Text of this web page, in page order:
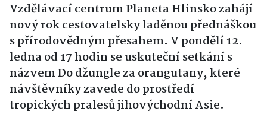
Vzdělávací centrum Planeta Hlinsko zahájí
nový rok cestovatelsky laděnou přednáškou
s přírodovědným přesahem. V pondělí 12.
ledna od 17 hodin se uskuteční setkání s
názvem Do džungle za orangutany, které
návštěvníky zavede do prostředí
tropických pralesů jihovýchodní Asie.